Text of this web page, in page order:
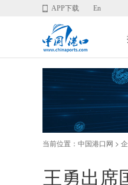
APP下载 En
当前位置： 中国港口网 >
王勇出席